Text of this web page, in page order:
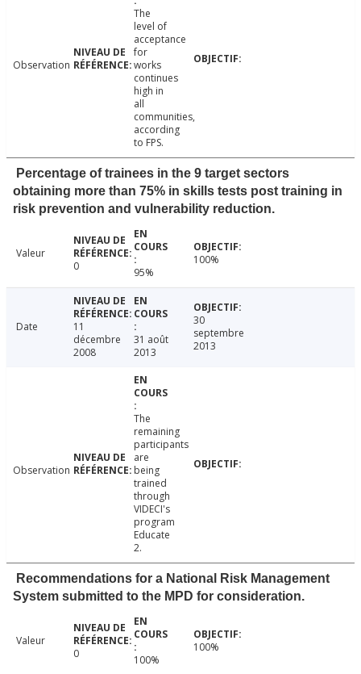
Observation
The
level of
acceptance
for
works
continues
high in
all
communities,
according
to FPS.
Percentage of trainees in the 9 target sectors
obtaining more than 75% in skills tests post training in
risk prevention and vulnerability reduction.
Valeur
0
95%
100%
Date
11
décembre
2008
31 août
2013
30
septembre
2013
Observation
The
remaining
participants
are
being
trained
through
VIDECI's
program
Educate
2.
Recommendations for a National Risk Management
System submitted to the MPD for consideration.
Valeur
0
100%
100%